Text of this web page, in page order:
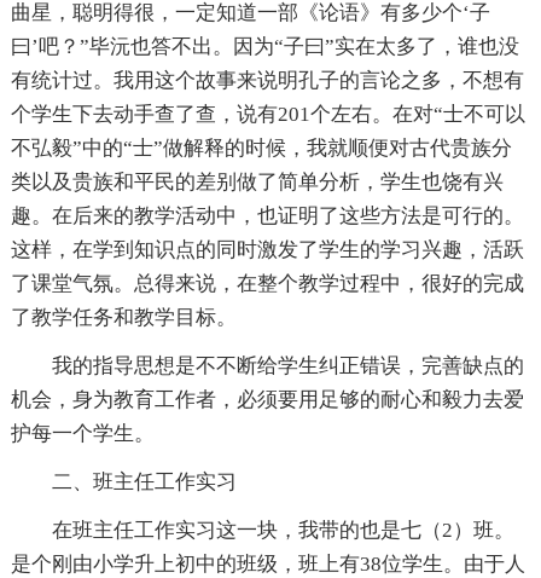
曲星，聪明得很，一定知道一部《论语》有多少个‘子
曰’吧？”毕沅也答不出。因为“子曰”实在太多了，谁也没
有统计过。我用这个故事来说明孔子的言论之多，不想有
个学生下去动手查了查，说有201个左右。在对“士不可以
不弘毅”中的“士”做解释的时候，我就顺便对古代贵族分
类以及贵族和平民的差别做了简单分析，学生也饶有兴
趣。在后来的教学活动中，也证明了这些方法是可行的。
这样，在学到知识点的同时激发了学生的学习兴趣，活跃
了课堂气氛。总得来说，在整个教学过程中，很好的完成
了教学任务和教学目标。
我的指导思想是不不断给学生纠正错误，完善缺点的
机会，身为教育工作者，必须要用足够的耐心和毅力去爱
护每一个学生。
二、班主任工作实习
在班主任工作实习这一块，我带的也是七（2）班。
是个刚由小学升上初中的班级，班上有38位学生。由于人